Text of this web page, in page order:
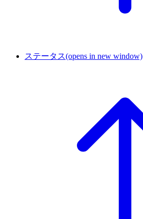
ステータス(opens in new window)